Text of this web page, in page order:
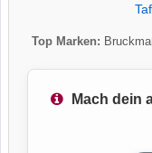
Top Marken:
Mach dein